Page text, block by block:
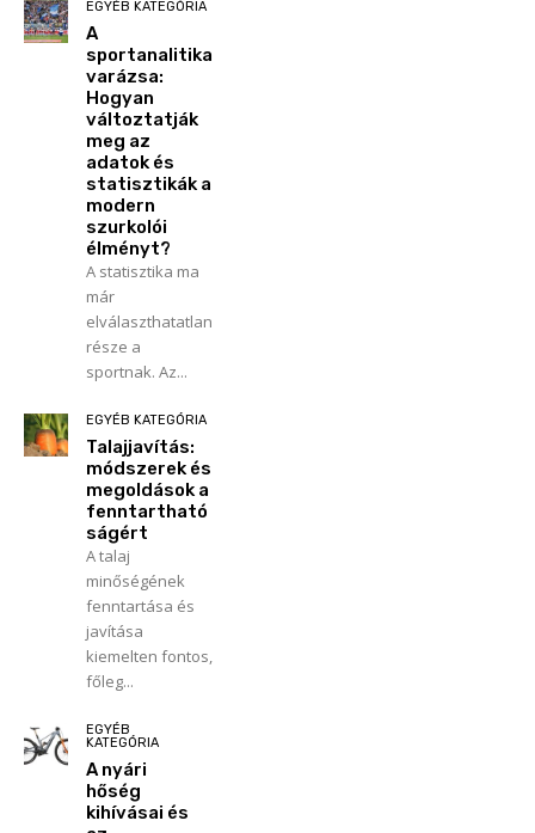
EGYÉB KATEGÓRIA
A
sportanalitika
varázsa:
Hogyan
változtatják
meg az
adatok és
statisztikák a
modern
szurkolói
élményt?
A statisztika ma
már
elválaszthatatlan
része a
sportnak. Az...
EGYÉB KATEGÓRIA
Talajjavítás:
módszerek és
megoldások a
fenntartható
ságért
A talaj
minőségének
fenntartása és
javítása
kiemelten fontos,
főleg...
EGYÉB
KATEGÓRIA
A nyári
hőség
kihívásai és